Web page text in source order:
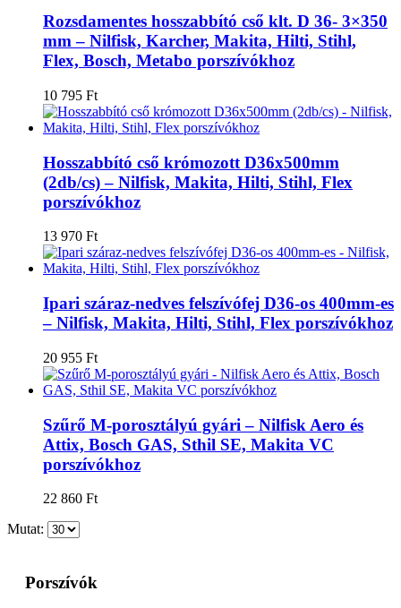
Rozsdamentes hosszabbító cső klt. D 36- 3×350
mm – Nilfisk, Karcher, Makita, Hilti, Stihl,
Flex, Bosch, Metabo porszívókhoz
10 795 Ft
Hosszabbító cső krómozott D36x500mm
(2db/cs) – Nilfisk, Makita, Hilti, Stihl, Flex
porszívókhoz
13 970 Ft
Ipari száraz-nedves felszívófej D36-os 400mm-es
– Nilfisk, Makita, Hilti, Stihl, Flex porszívókhoz
20 955 Ft
Szűrő M-porosztályú gyári – Nilfisk Aero és
Attix, Bosch GAS, Sthil SE, Makita VC
porszívókhoz
22 860 Ft
Mutat:
Porszívók